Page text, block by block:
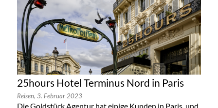
25hours Hotel Terminus Nord in Paris
Reisen, 3. Februar 2023
Die Goldstück Agentur hat einige Kunden in Paris, und